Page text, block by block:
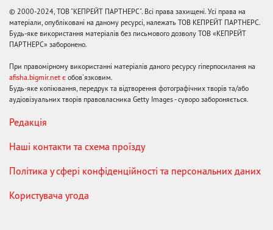
© 2000-2024, ТОВ "КЕПРЕЙТ ПАРТНЕРС". Всі права захищені. Усі права на
матеріали, опубліковані на даному ресурсі, належать ТОВ КЕПРЕЙТ ПАРТНЕРС.
Будь-яке використання матеріалів без письмового дозволу ТОВ «КЕПРЕЙТ
ПАРТНЕРС» заборонено.
При правомірному використанні матеріалів даного ресурсу гіперпосилання на
afisha.bigmir.net є обов'язковим.
Будь-яке копіювання, передрук та відтворення фотографічних творів та/або
аудіовізуальних творів правовласника Getty Images - суворо забороняється.
Редакція
Наші контакти та схема проїзду
Політика у сфері конфіденційності та персональних даних
Користувача угода